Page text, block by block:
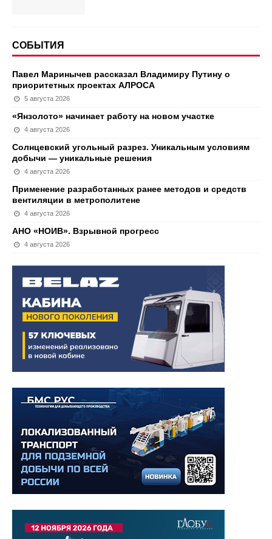
СОБЫТИЯ
Павел Маринычев рассказал Владимиру Путину о
приоритетных проектах АЛРОСА
5 августа 2026
«Янзолото» начинает работу на новом участке
4 августа 2026
Солнцевский угольный разрез. Уникальным условиям
добычи — уникальные решения
4 августа 2026
Применение разработанных ранее методов и средств
вентиляции в метрополитене
4 августа 2026
АНО «НОИВ». Взрывной прогресс
4 августа 2026